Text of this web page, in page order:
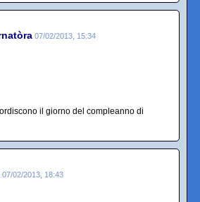
07/02/2013, 15:34
il giorno del compleanno di
07/02/2013, 18:43